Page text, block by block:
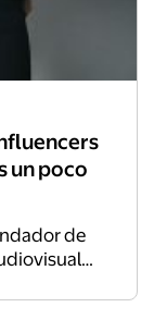
un poco
de
una